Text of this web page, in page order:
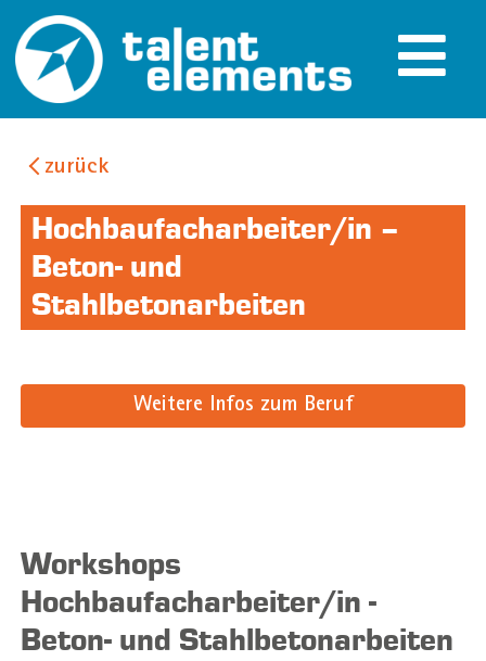
zurück
Hochbaufacharbeiter/in –
Beton- und
Stahlbetonarbeiten
Weitere Infos zum Beruf
Workshops
Hochbaufacharbeiter/in -
Beton- und Stahlbetonarbeiten